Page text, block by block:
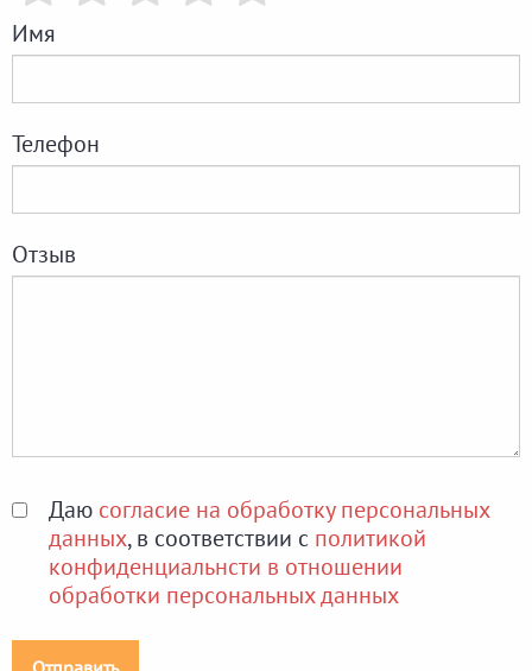
Имя
Телефон
Отзыв
Даю согласие на обработку персональных
данных, в соответствии с политикой
конфиденциальнсти в отношении
обработки персональных данных